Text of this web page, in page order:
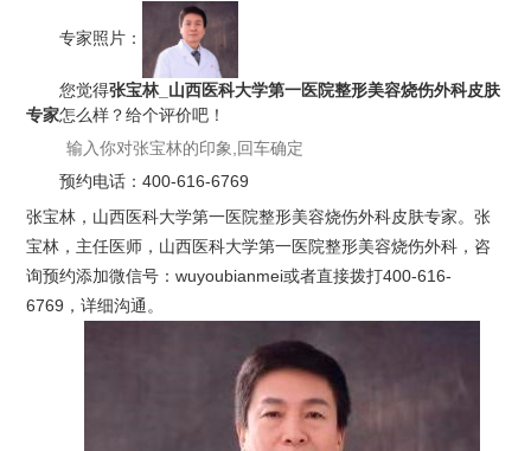
专家照片：
您觉得张宝林_山西医科大学第一医院整形美容烧伤外科皮肤
专家怎么样？给个评价吧！
预约电话：400-616-6769
张宝林，山西医科大学第一医院整形美容烧伤外科皮肤专家。张
宝林，主任医师，山西医科大学第一医院整形美容烧伤外科，咨
询预约添加微信号：wuyoubianmei或者直接拨打400-616-
6769，详细沟通。